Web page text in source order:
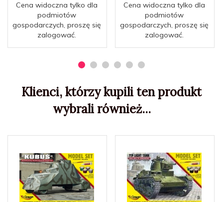
Cena widoczna tylko dla
podmiotów
gospodarczych, proszę się
zalogować.
Cena widoczna tylko dla
podmiotów
gospodarczych, proszę się
zalogować.
Klienci, którzy kupili ten produkt
wybrali również...